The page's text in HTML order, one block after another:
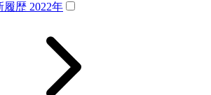
履歴 2022年